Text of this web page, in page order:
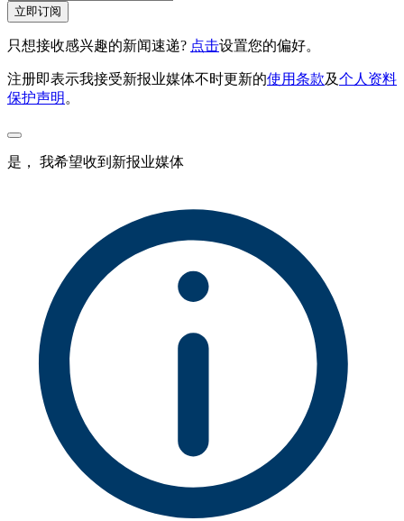
立即订阅
只想接收感兴趣的新闻速递? 点击设置您的偏好。
注册即表示我接受新报业媒体不时更新的使用条款及个人资料
保护声明 。
是， 我希望收到新报业媒体